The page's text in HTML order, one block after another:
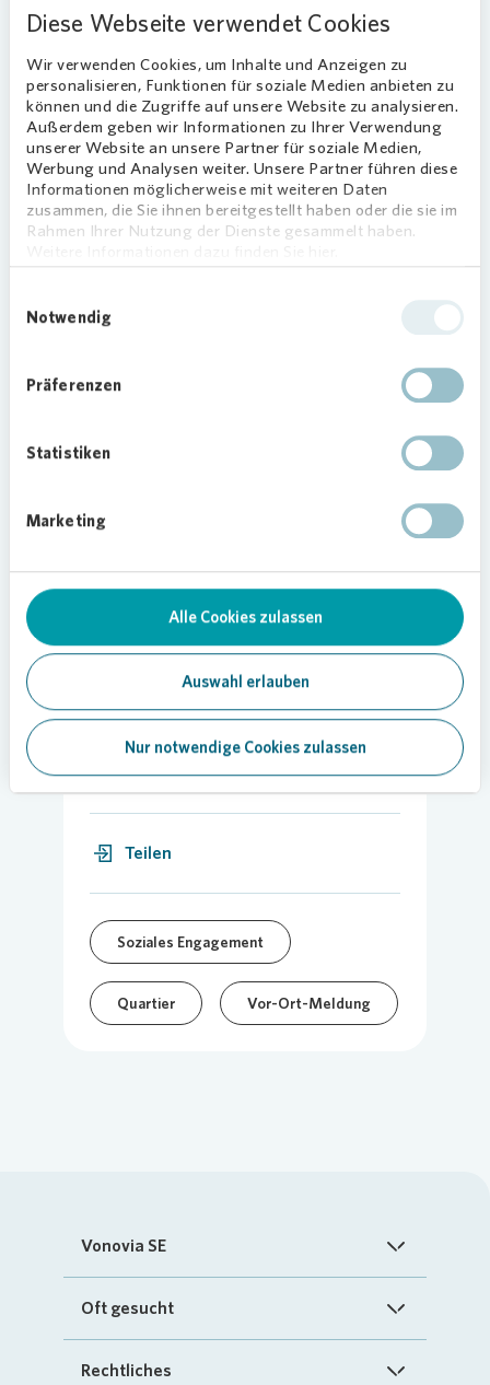
Diese Webseite verwendet Cookies
Wir verwenden Cookies, um Inhalte und Anzeigen zu
personalisieren, Funktionen für soziale Medien anbieten zu
können und die Zugriffe auf unsere Website zu analysieren.
Außerdem geben wir Informationen zu Ihrer Verwendung
unserer Website an unsere Partner für soziale Medien,
Werbung und Analysen weiter. Unsere Partner führen diese
Informationen möglicherweise mit weiteren Daten
zusammen, die Sie ihnen bereitgestellt haben oder die sie im
Rahmen Ihrer Nutzung der Dienste gesammelt haben.
Notwendig
Präferenzen
Statistiken
Marketing
Alle Cookies zulassen
Auswahl erlauben
Nur notwendige Cookies zulassen
Thema
Mit der Aktion rückt Vonovia
gemeinsam mit
vielen anderen Unternehmen die wertvolle Arbeit
der Kinder- und Jugendhospizdienste sowie die
Situation betroffener Familien in den Fokus.
Das Licht soll das Thema enttabuisieren,
Zuversicht vermitteln und die Bedeutung der
Hospizarbeit sichtbar machen.
Quartiersmanager Karl Cielontko. „Die grüne
der Unterstützung sein – für die Familien, für die
Bürogebäude, darunter in Dortmund,
Bild:Vonovia
10.02.2026
Teilen
Soziales Engagement
Quartier Vor-Ort-Meldung
Vonovia SE
Startseite
Oft gesucht
FAQ
Rechtliches